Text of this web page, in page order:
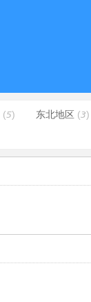
(5) 东北地区 (3)